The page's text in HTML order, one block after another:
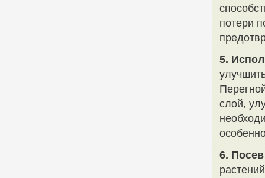
потери
5.
слой,
6.